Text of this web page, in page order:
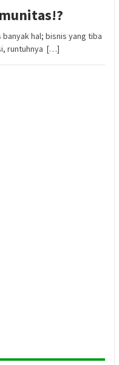
hal; bisnis yang tiba
runtuhnya […]